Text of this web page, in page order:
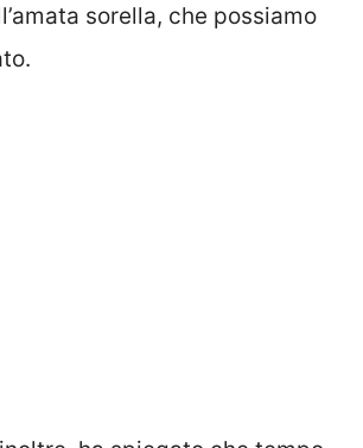
sorella, che possiamo